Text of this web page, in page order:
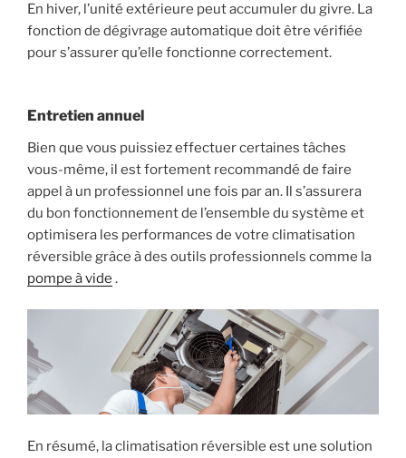
En hiver, l’unité extérieure peut accumuler du givre. La
fonction de dégivrage automatique doit être vérifiée
pour s’assurer qu’elle fonctionne correctement.
Entretien annuel
Bien que vous puissiez effectuer certaines tâches
vous-même, il est fortement recommandé de faire
appel à un professionnel une fois par an. Il s’assurera
du bon fonctionnement de l’ensemble du système et
optimisera les performances de votre climatisation
réversible grâce à des outils professionnels comme la
pompe à vide .
En résumé, la climatisation réversible est une solution